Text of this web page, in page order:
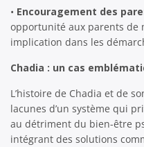
• Encouragement des
opportunité aux parents de
implication dans les
Chadia : un cas
L’histoire de Chadia et de
lacunes d’un système qui
au détriment du bien-être
intégrant des solutions